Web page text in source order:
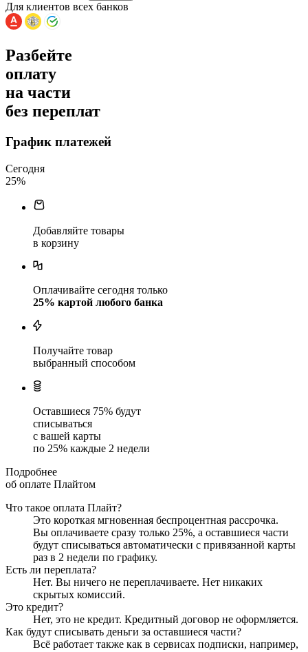
Для клиентов всех банков
Разбейте
оплату
на части
без переплат
График платежей
Сегодня
25%
Добавляйте товары
в корзину
Оплачивайте сегодня только
25% картой любого банка
Получайте товар
выбранный способом
Оставшиеся 75% будут
списываться
с вашей карты
по 25% каждые 2 недели
Подробнее
об оплате Плайтом
Что такое оплата Плайт?
Это короткая мгновенная беспроцентная рассрочка.
Вы оплачиваете сразу только 25%, а оставшиеся части
будут списываться автоматически с привязанной карты
раз в 2 недели по графику.
Есть ли переплата?
Нет. Вы ничего не переплачиваете. Нет никаких
скрытых комиссий.
Это кредит?
Нет, это не кредит. Кредитный договор не оформляется.
Как будут списывать деньги за оставшиеся части?
Всё работает также как в сервисах подписки, например,